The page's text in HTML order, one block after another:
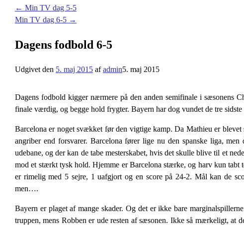
← Min TV dag 5-5
Min TV dag 6-5 →
Dagens fodbold 6-5
Udgivet den 5. maj 2015 afadmin5. maj 2015
Dagens fodbold kigger nærmere på den anden semifinale i sæsonens
finale værdig, og begge hold frygter. Bayern har dog vundet de tre sidste
Barcelona er noget svækket før den vigtige kamp. Da Mathieu er
angriber end forsvarer. Barcelona fører lige nu den spanske liga,
udebane, og der kan de tabe mesterskabet, hvis det skulle blive til et
mod et stærkt tysk hold. Hjemme er Barcelona stærke, og harv kun tabt
er rimelig med 5 sejre, 1 uafgjort og en score på 24-2. Mål kan de
men….
Bayern er plaget af mange skader. Og det er ikke bare
truppen, mens Robben er ude resten af sæsonen. Ikke så mærkeligt, at